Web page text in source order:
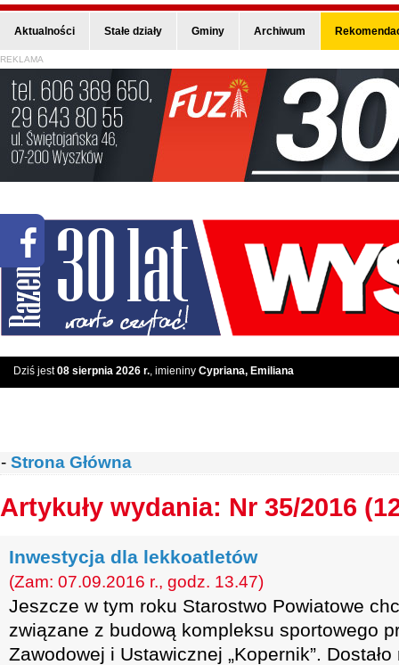
Aktualności Stałe działy Gminy Archiwum
REKLAMA
Dziś jest08 sierpnia 2026 r., imieniny Cypriana, Emiliana
- Strona Główna
Artykuły wydania: Nr 35/2016
Inwestycja dla lekkoatletów
(Zam: 07.09.2016 r., godz. 13.47)
Jeszcze w tym roku Starostwo Powiatowe
związane z budową kompleksu sportowego
Zawodowej i Ustawicznej „Kopernik”.